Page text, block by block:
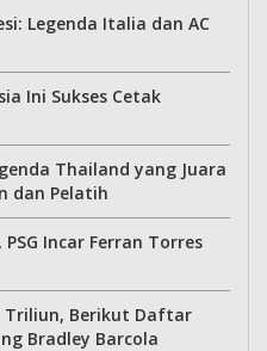
Legenda Italia dan AC
Ini Sukses Cetak
Thailand yang Juara
dan Pelatih
Incar Ferran Torres
Triliun, Berikut Daftar
Bradley Barcola